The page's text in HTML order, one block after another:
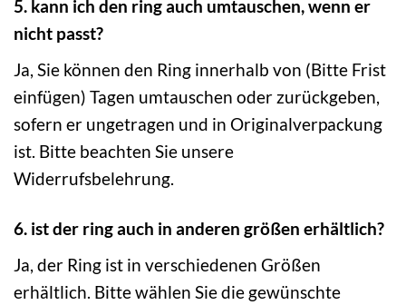
5. kann ich den ring auch umtauschen, wenn er
nicht passt?
Ja, Sie können den Ring innerhalb von (Bitte Frist
einfügen) Tagen umtauschen oder zurückgeben,
sofern er ungetragen und in Originalverpackung
ist. Bitte beachten Sie unsere
Widerrufsbelehrung.
6. ist der ring auch in anderen größen erhältlich?
Ja, der Ring ist in verschiedenen Größen
erhältlich. Bitte wählen Sie die gewünschte